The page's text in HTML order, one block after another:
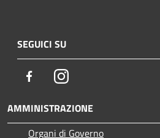
SEGUICI SU
FacebookInstagram
AMMINISTRAZIONE
Organi di Governo